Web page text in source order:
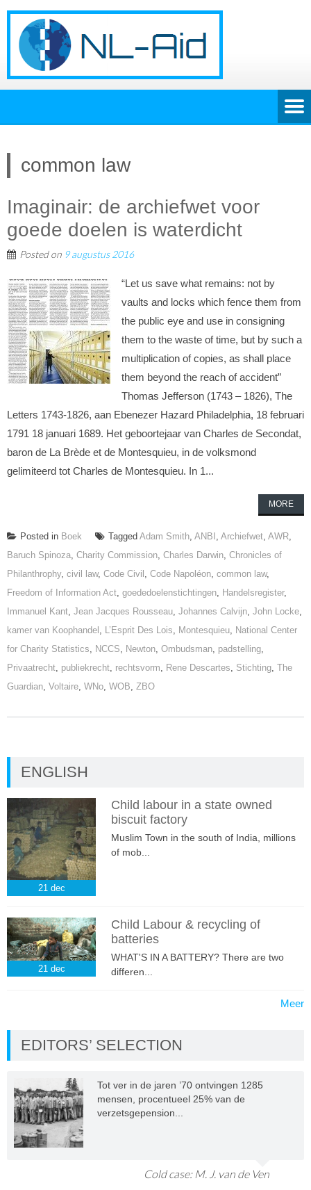
common law
Imaginair: de archiefwet voor
goede doelen is waterdicht
Posted on 9 augustus 2016
“Let us save what remains: not by
vaults and locks which fence them from
the public eye and use in consigning
them to the waste of time, but by such a
multiplication of copies, as shall place
them beyond the reach of accident”
Thomas Jefferson (1743 – 1826), The
Letters 1743-1826, aan Ebenezer Hazard Philadelphia, 18 februari
1791 18 januari 1689. Het geboortejaar van Charles de Secondat,
baron de La Brède et de Montesquieu, in de volksmond
gelimiteerd tot Charles de Montesquieu. In 1...
MORE
Posted in Boek Tagged Adam Smith, ANBI , Archiefwet, AWR,
Baruch Spinoza, Charity Commission, Charles Darwin, Chronicles of
Philanthrophy, civil law, Code Civil , Code Napoléon, common law,
Freedom of Information Act, goededoelenstichtingen, Handelsregister,
Immanuel Kant, Jean Jacques Rousseau, Johannes Calvijn, John Locke,
kamer van Koophandel , L’Esprit Des Lois, Montesquieu, National Center
for Charity Statistics, NCCS, Newton, Ombudsman, padstelling,
Privaatrecht, publiekrecht, rechtsvorm, Rene Descartes, Stichting, The
Guardian, Voltaire, WNo, WOB, ZBO
ENGLISH
21 dec
Child labour in a state owned
biscuit factory
Muslim Town in the south of India, millions
of mob...
21 dec
Child Labour & recycling of
batteries
WHAT'S IN A BATTERY? There are two
differen...
Meer
EDITORS’ SELECTION
Tot ver in de jaren ’70 ontvingen 1285
mensen, procentueel 25% van de
verzetsgepension...
Cold case: M. J. van de Ven